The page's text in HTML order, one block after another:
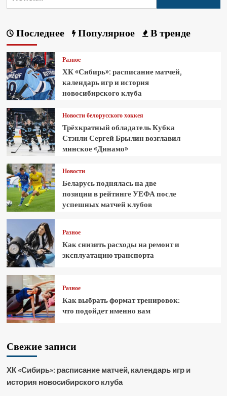
Последнее Популярное В тренде
Разное
ХК «Сибирь»: расписание матчей,
календарь игр и история
новосибирского клуба
Новости белорусского хоккея
Трёхкратный обладатель Кубка
Стэнли Сергей Брылин возглавил
минское «Динамо»
Новости
Беларусь поднялась на две
позиции в рейтинге УЕФА после
успешных матчей клубов
Разное
Как снизить расходы на ремонт и
эксплуатацию транспорта
Разное
Как выбрать формат тренировок:
что подойдет именно вам
Свежие записи
ХК «Сибирь»: расписание матчей, календарь игр и
история новосибирского клуба